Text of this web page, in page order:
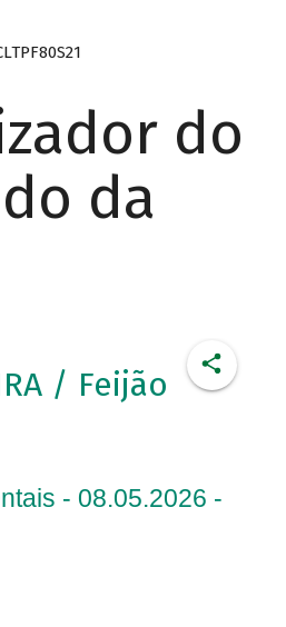
do
da
/ Feijão
- 08.05.2026 -